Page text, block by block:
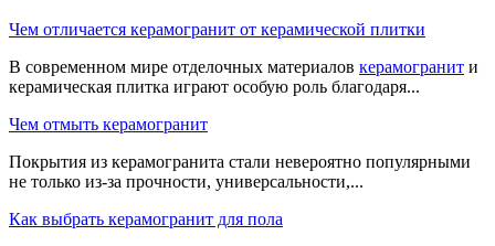
Чем отличается керамогранит от керамической плитки
В современном мире отделочных материалов керамогранит и
керамическая плитка играют особую роль благодаря...
Чем отмыть керамогранит
Покрытия из керамогранита стали невероятно популярными
не только из-за прочности, универсальности,...
Как выбрать керамогранит для пола